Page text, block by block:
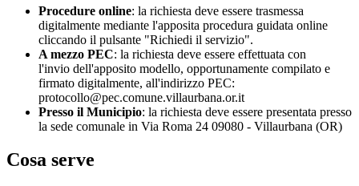
Procedure online: la richiesta deve essere trasmessa
digitalmente mediante l'apposita procedura guidata online
cliccando il pulsante "Richiedi il servizio".
A mezzo PEC: la richiesta deve essere effettuata con
l'invio dell'apposito modello, opportunamente compilato e
firmato digitalmente, all'indirizzo PEC:
protocollo@pec.comune.villaurbana.or.it
Presso il Municipio: la richiesta deve essere presentata presso
la sede comunale in Via Roma 24 09080 - Villaurbana (OR)
Cosa serve